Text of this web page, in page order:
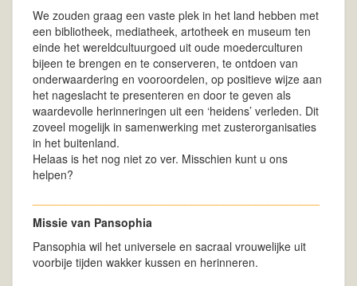
We zouden graag een vaste plek in het land hebben met
een bibliotheek, mediatheek, artotheek en museum ten
einde het wereldcultuurgoed uit oude moederculturen
bijeen te brengen en te conserveren, te ontdoen van
onderwaardering en vooroordelen, op positieve wijze aan
het nageslacht te presenteren en door te geven als
waardevolle herinneringen uit een ‘heidens’ verleden. Dit
zoveel mogelijk in samenwerking met zusterorganisaties
in het buitenland.
Helaas is het nog niet zo ver. Misschien kunt u ons
helpen?
Missie van Pansophia
Pansophia wil het universele en sacraal vrouwelijke uit
voorbije tijden wakker kussen en herinneren.